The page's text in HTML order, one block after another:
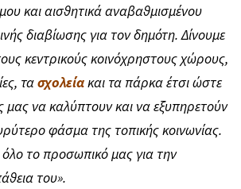
και αισθητικά αναβαθμισμένου
διαβίωσης για τον δημότη. Δίνουμε
κεντρικούς κοινόχρηστους χώρους,
τασχολείακαι τα πάρκα έτσι ώστε
μας να καλύπτουν και να εξυπηρετούν
φάσμα της τοπικής κοινωνίας.
το προσωπικό μας για την
του».